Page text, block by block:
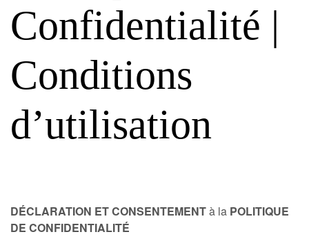
Confidentialité |
Conditions
d’utilisation
DÉCLARATION ET CONSENTEMENTà la POLITIQUE
DE CONFIDENTIALITÉ